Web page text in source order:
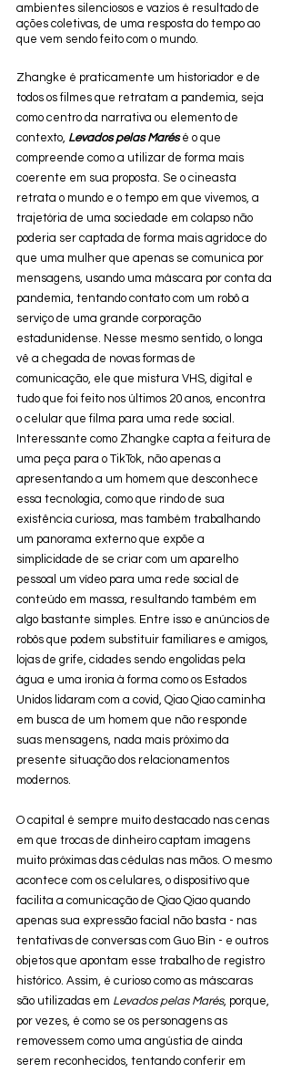
ambientes silenciosos e vazios é resultado de
ações coletivas, de uma resposta do tempo ao
que vem sendo feito com o mundo.
Zhangke é praticamente um historiador e de
todos os filmes que retratam a pandemia, seja
como centro da narrativa ou elemento de
contexto, Levados pelas Marés é o que
compreende como a utilizar de forma mais
coerente em sua proposta. Se o cineasta
retrata o mundo e o tempo em que vivemos, a
trajetória de uma sociedade em colapso não
poderia ser captada de forma mais agridoce do
que uma mulher que apenas se comunica por
mensagens, usando uma máscara por conta da
pandemia, tentando contato com um robô a
serviço de uma grande corporação
estadunidense. Nesse mesmo sentido, o longa
vê a chegada de novas formas de
comunicação, ele que mistura VHS, digital e
tudo que foi feito nos últimos 20 anos, encontra
o celular que filma para uma rede social.
Interessante como Zhangke capta a feitura de
uma peça para o TikTok, não apenas a
apresentando a um homem que desconhece
essa tecnologia, como que rindo de sua
existência curiosa, mas também trabalhando
um panorama externo que expõe a
simplicidade de se criar com um aparelho
pessoal um vídeo para uma rede social de
conteúdo em massa, resultando também em
algo bastante simples. Entre isso e anúncios de
robôs que podem substituir familiares e amigos,
lojas de grife, cidades sendo engolidas pela
água e uma ironia à forma como os Estados
Unidos lidaram com a covid, Qiao Qiao caminha
em busca de um homem que não responde
suas mensagens, nada mais próximo da
presente situação dos relacionamentos
modernos.
O capital é sempre muito destacado nas cenas
em que trocas de dinheiro captam imagens
muito próximas das cédulas nas mãos. O mesmo
acontece com os celulares, o dispositivo que
facilita a comunicação de Qiao Qiao quando
apenas sua expressão facial não basta - nas
tentativas de conversas com Guo Bin - e outros
objetos que apontam esse trabalho de registro
histórico. Assim, é curioso como as máscaras
são utilizadas em Levados pelas Marés, porque,
por vezes, é como se os personagens as
removessem como uma angústia de ainda
serem reconhecidos, tentando conferir em